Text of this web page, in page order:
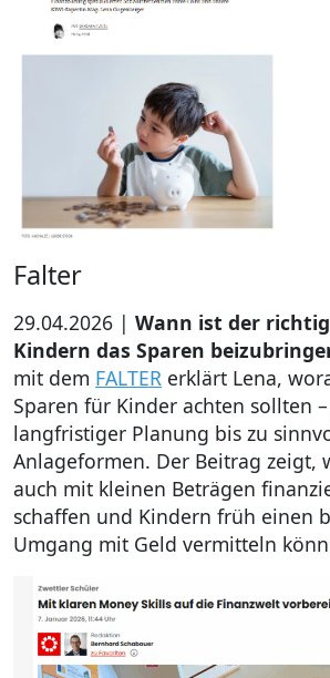
Falter
29.04.2026 | Wann ist der
Kindern das Sparen
mit dem FALTER erklärt Lena,
Sparen für Kinder achten sollten
langfristiger Planung bis zu
Anlageformen. Der Beitrag zeigt,
auch mit kleinen Beträgen
schaffen und Kindern früh einen
Umgang mit Geld vermitteln